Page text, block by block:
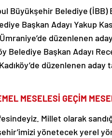
Büyükşehir Belediye (İBB)
Başkan Adayı Yakup
düzenlenen
Belediye Başkan Adayı
düzenlenen aday
MESELESİ GEÇİM
Millet olarak
yönetecek yerel